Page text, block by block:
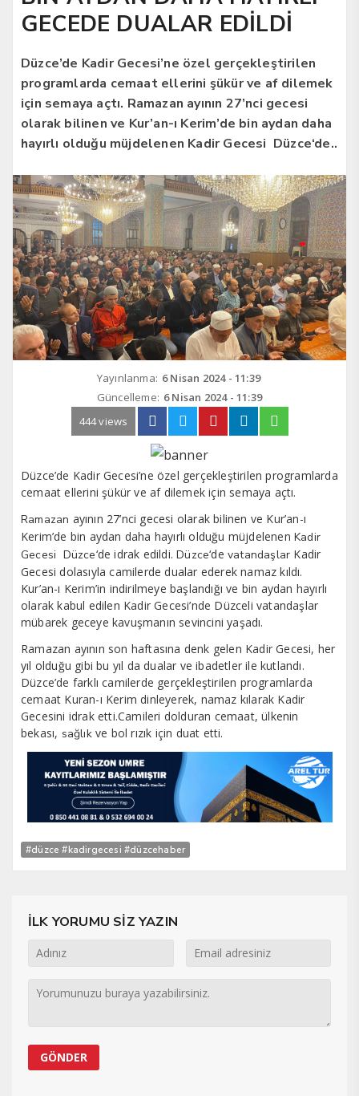
GECEDE DUALAR EDİLDİ
Düzce’de Kadir Gecesi’ne özel gerçekleştirilen
programlarda cemaat ellerini şükür ve af dilemek
için semaya açtı. Ramazan ayının 27’nci gecesi
olarak bilinen ve Kur’an-ı Kerim’de bin aydan daha
hayırlı olduğu müjdelenen Kadir Gecesi Düzce‘de..
Yayınlanma: 6 Nisan 2024 - 11:39
Güncelleme: 6 Nisan 2024 - 11:39
444 views
Düzce’de Kadir Gecesi’ne özel gerçekleştirilen programlarda
cemaat ellerini şükür ve af dilemek için semaya açtı.
Ramazan ayının 27’nci gecesi olarak bilinen ve Kur’an-ı
Kerim’de bin aydan daha hayırlı olduğu müjdelenen Kadir
Gecesi Düzce‘de idrak edildi.Düzce‘devatandaşlar Kadir
Gecesi dolasıyla camilerde dualar ederek namaz kıldı.
Kur’an-ı Kerim’in indirilmeye başlandığı ve bin aydan hayırlı
olarak kabul edilen Kadir Gecesi’nde Düzceli vatandaşlar
mübarek geceye kavuşmanın sevincini yaşadı.
Ramazan ayının son haftasına denk gelen Kadir Gecesi, her
yıl olduğu gibi bu yıl da dualar ve ibadetler ile kutlandı.
Düzce’de farklı camilerde gerçekleştirilen programlarda
cemaat Kuran-ı Kerim dinleyerek, namaz kılarak Kadir
Gecesini idrak etti.Camileri dolduran cemaat, ülkenin
bekası, sağlıkve bol rızık için duat etti.
#düzce #kadirgecesi #düzcehaber
İLK YORUMU SİZ YAZIN